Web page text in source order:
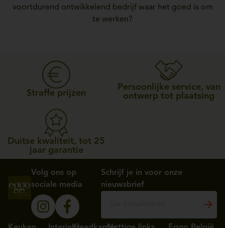
voortdurend ontwikkelend bedrijf waar het goed is om
te werken?
Straffe prijzen
Persoonlijke service, van
ontwerp tot plaatsing
Duitse kwaliteit, tot 25
jaar garantie
Volg ons op
sociale media
Schrijf je in voor onze
nieuwsbrief